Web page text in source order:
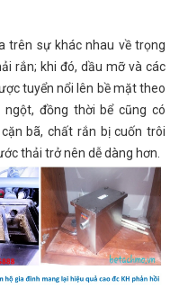
trên sự khác nhau về trọng
rắn; khi đó, dầu mỡ và các
tuyển nổi lên bề mặt theo
đồng thời bể cũng có
bã, chất rắn bị cuốn trôi
thải trở nên dễ dàng hơn.